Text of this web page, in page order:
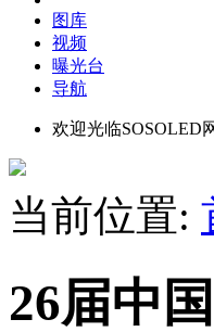
图库
视频
曝光台
导航
欢迎光临SOSOLED
当前位置:
26届中